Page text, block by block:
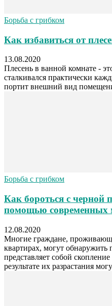
Борьба с грибком
Как избавиться от
13.08.2020
Плесень в ванной комнате -
сталкивался практически
портит внешний вид
Борьба с грибком
Как бороться с черной
помощью современных
12.08.2020
Многие граждане,
квартирах, могут обнаружить
представляет собой
результате их разрастания